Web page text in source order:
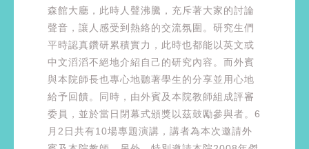
森館大廳，此時人聲沸騰，充斥著大家的討論
聲音，讓人感受到熱絡的交流氛圍。研究生們
平時認真鑽研累積實力，此時也都能以英文或
中文滔滔不絕地介紹自己的研究內容。而外賓
與本院師長也專心地聽著學生的分享並用心地
給予回饋。同時，由外賓及本院教師組成評審
委員，並於當日閉幕式頒獎以茲鼓勵參與者。6
月2日共有10場專題演講，講者為本次邀請外